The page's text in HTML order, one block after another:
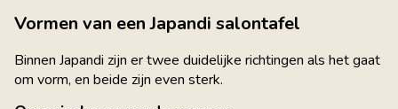
Vormen van een Japandi salontafel
Binnen Japandi zijn er twee duidelijke richtingen als het gaat
om vorm, en beide zijn even sterk.